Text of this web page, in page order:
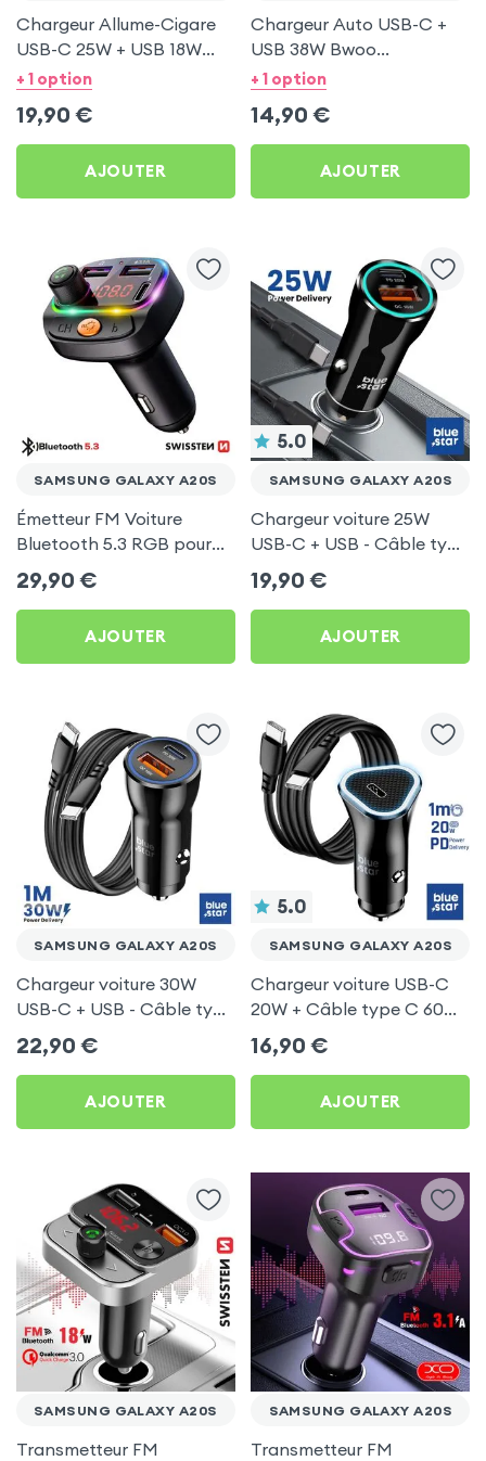
Chargeur Allume-Cigare
USB-C 25W + USB 18W
Bwoo pour Samsung
+ 1 option
19,90 €
AJOUTER
Chargeur Auto USB-C +
USB 38W Bwoo
Transparent pour
+ 1 option
14,90 €
AJOUTER
SAMSUNG GALAXY A20S
Émetteur FM Voiture
Bluetooth 5.3 RGB pour
Samsung Galaxy A20s
29,90 €
AJOUTER
5.0
SAMSUNG GALAXY A20S
Chargeur voiture 25W
USB-C + USB - Câble type
C 60W Blue Star pour
Samsung Galaxy A20s
19,90 €
AJOUTER
SAMSUNG GALAXY A20S
Chargeur voiture 30W
USB-C + USB - Câble type
C 60W Blue Star pour
Samsung Galaxy A20s
22,90 €
AJOUTER
5.0
SAMSUNG GALAXY A20S
Chargeur voiture USB-C
20W + Câble type C 60W
Blue Star pour Samsung
Galaxy A20s
16,90 €
AJOUTER
SAMSUNG GALAXY A20S
Transmetteur FM
SAMSUNG GALAXY A20S
Transmetteur FM